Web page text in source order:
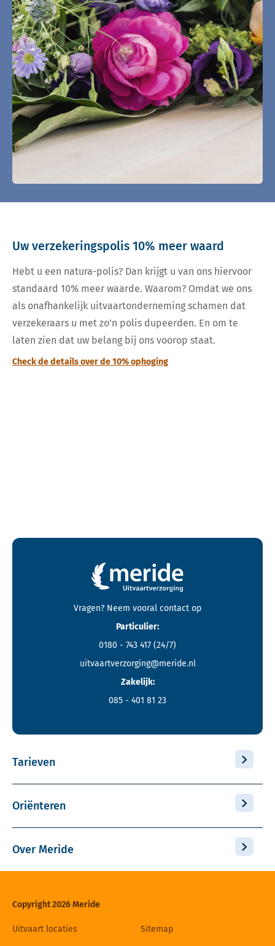
Uw verzekeringspolis 10% meer waard
Hebt u een natura-polis? Dan krijgt u van ons hiervoor
standaard 10% meer waarde. Waarom? Omdat we ons
als onafhankelijk uitvaartonderneming schamen dat
verzekeraars u met zo’n polis dupeerden. En om te
laten zien dat uw belang bij ons voorop staat.
Check de details over de 10% ophoging
Contactgegevens en footer menu van Meride
Vragen? Neem vooral contact op
Particulier:
0180 - 743 417 (24/7)
uitvaartverzorging@meride.nl
Zakelijk:
085 - 401 81 23
Tarieven
Oriënteren
Over Meride
Copyright 2026 Meride
Uitvaart locaties Sitemap